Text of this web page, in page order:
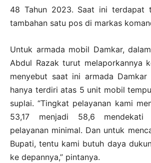
48 Tahun 2023. Saat ini terdapat
tambahan satu pos di markas
Untuk armada mobil Damkar,
Abdul Razak turut melaporkannya
menyebut saat ini armada Damkar
hanya terdiri atas 5 unit mobil
suplai. “Tingkat pelayanan kami
53,17 menjadi 58,6
pelayanan minimal. Dan untuk
Bupati, tentu kami butuh daya
ke depannya,” pintanya.